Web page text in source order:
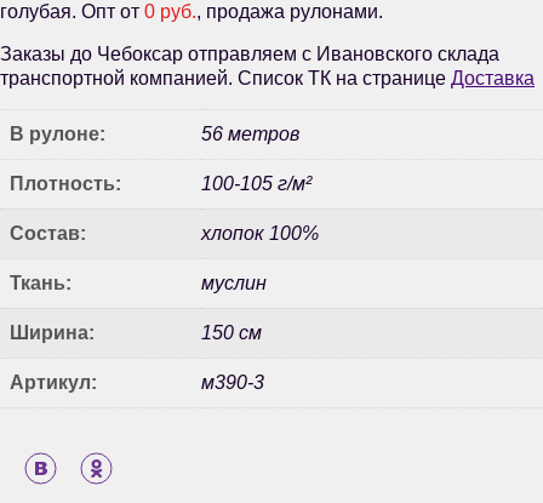
голубая. Опт от 0 руб., продажа рулонами.
Заказы до Чебоксар отправляем с Ивановского склада
транспортной компанией. Список ТК на странице Доставка
В рулоне: 56 метров
Плотность: 100-105 г/м²
Состав: хлопок 100%
Ткань: муслин
Ширина: 150 см
Артикул: м390-3